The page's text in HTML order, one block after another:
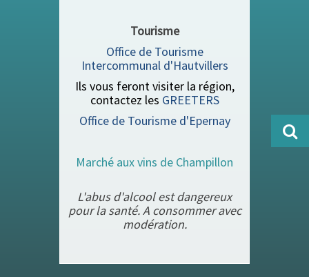
Tourisme
Office de Tourisme
Intercommunal d'Hautvillers
Ils vous feront visiter la région,
contactez les GREETERS
Office de Tourisme d'Epernay
Marché aux vins de Champillon
L'abus d'alcool est dangereux
pour la santé. A consommer avec
modération.